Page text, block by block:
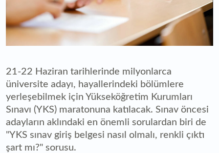
21-22 Haziran tarihlerinde milyonlarca
üniversite adayı, hayallerindeki bölümlere
yerleşebilmek için Yükseköğretim Kurumları
Sınavı (YKS) maratonuna katılacak. Sınav öncesi
adayların aklındaki en önemli sorulardan biri de
"YKS sınav giriş belgesi nasıl olmalı, renkli çıktı
şart mı?" sorusu.